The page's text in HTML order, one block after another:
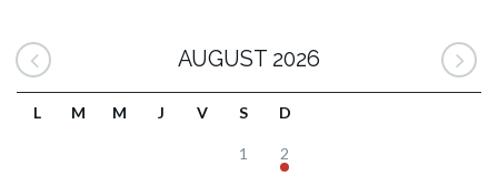
AUGUST 2026
L M M J V S D
1 2